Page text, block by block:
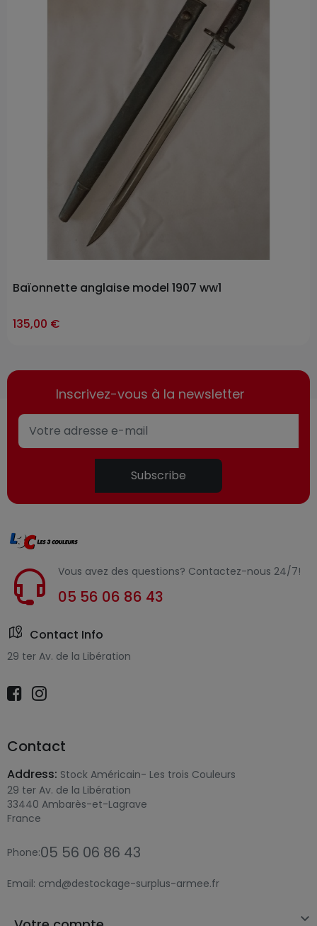
Baïonnette anglaise model 1907 ww1
135,00 €
Inscrivez-vous à la newsletter
Subscribe
Vous avez des questions? Contactez-nous 24/7!
05 56 06 86 43
Contact Info
29 ter Av. de la Libération
Contact
Address: Stock Américain- Les trois Couleurs
29 ter Av. de la Libération
33440 Ambarès-et-Lagrave
France
Phone:05 56 06 86 43
Email: cmd@destockage-surplus-armee.fr
